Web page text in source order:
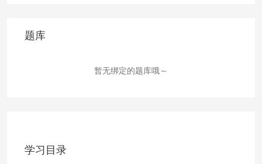
题库
暂无绑定的题库哦～
学习目录